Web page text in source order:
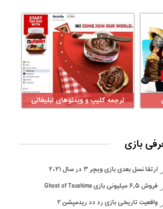
ترجمه کلیپ و ویدئوهای تبلیغاتی
بازی
ارتقا نسل بعدی بازی ویچر ۳ در سال ۲۰۲۱
فروش ۶٫۵ میلیونی بازی Ghost of Tsushima
واقعیت تاریخی بازی رد دد ریدمپشن ۲